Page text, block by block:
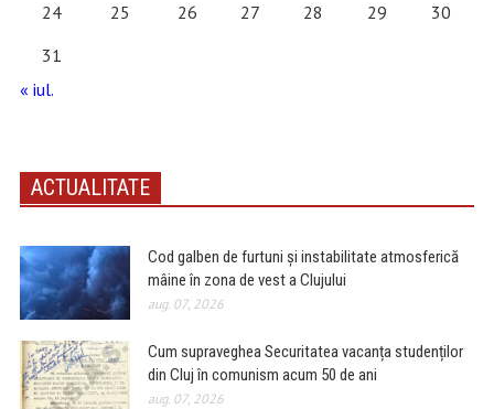
24
25 26 27 28 29
30
31
« iul.
ACTUALITATE
Cod galben de furtuni și instabilitate atmosferică
mâine în zona de vest a Clujului
aug. 07, 2026
Cum supraveghea Securitatea vacanța studenților
din Cluj în comunism acum 50 de ani
aug. 07, 2026